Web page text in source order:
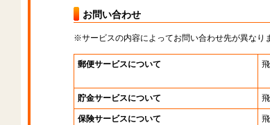
お問い合わせ
※サービスの内容によってお問い合わせ先が異なり
郵便サービスについて
貯金サービスについて
保険サービスについて